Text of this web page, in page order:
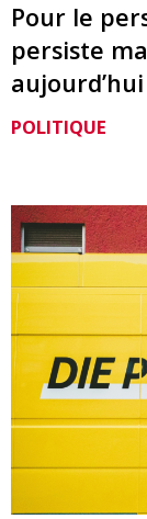
Pour le
persiste
aujourd’hui
POLITIQUE